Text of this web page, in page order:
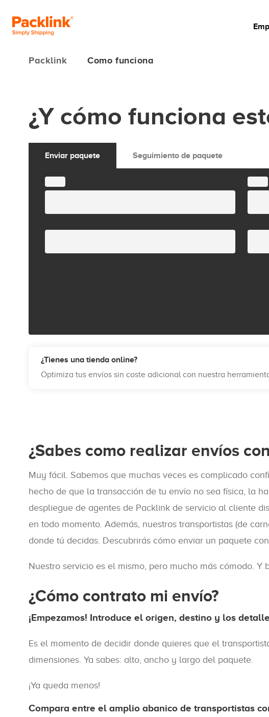
Packlink Como funciona
¿Y cómo funciona
Enviar paquete Seguimiento de paquete
¿Tienes una tienda online?
Optimiza tus envíos sin coste adicional con nuestra
¿Sabes como realizar envíos
Muy fácil. Sabemos que muchas veces es complicado
hecho de que la transacción de tu envío no sea física, la
despliegue de agentes de Packlink de servicio al cliente
en todo momento. Además, nuestros transportistas (de
donde tú decidas. Descubrirás cómo enviar un paquete
Nuestro servicio es el mismo, pero mucho más cómodo. Y
¿Cómo contrato mi envío?
¡Empezamos! Introduce el origen, destino y los
Es el momento de decidir donde quieres que el
dimensiones. Ya sabes: alto, ancho y largo del paquete.
¡Ya queda menos!
Compara entre el amplio abanico de transportistas